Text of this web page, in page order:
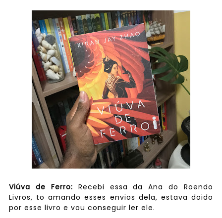
Viúva de Ferro: Recebi essa da Ana do Roendo
Livros, to amando esses envios dela, estava doido
por esse livro e vou conseguir ler ele.